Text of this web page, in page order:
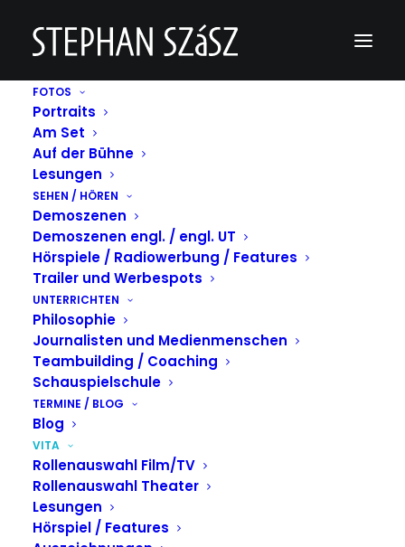
FOTOS
Portraits
Am Set
Auf der Bühne
Lesungen
SEHEN / HÖREN
Demoszenen
Demoszenen engl. / engl. UT
Hörspiele / Radiowerbung / Features
Trailer und Werbespots
UNTERRICHTEN
Philosophie
Journalisten und Medienmenschen
Teambuilding / Coaching
Schauspielschule
TERMINE / BLOG
Blog
VITA
Rollenauswahl Film/TV
Rollenauswahl Theater
Lesungen
Hörspiel / Features